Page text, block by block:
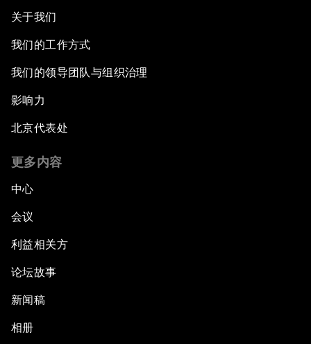
关于我们
我们的工作方式
我们的领导团队与组织治理
影响力
北京代表处
更多内容
中心
会议
利益相关方
论坛故事
新闻稿
相册